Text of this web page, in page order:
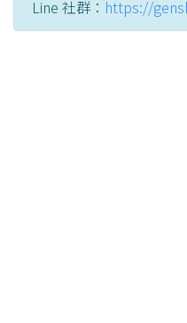
Line 社群： https://